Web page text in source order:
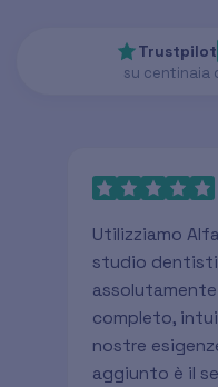
Trustpilot
su centinaia
Utilizziamo
studio
completo,
nostre
aggiunto è il